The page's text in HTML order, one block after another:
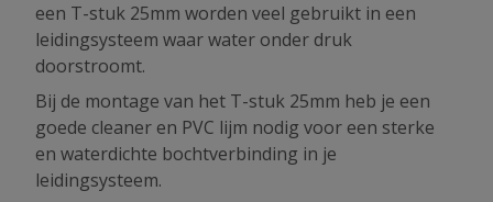
een T-stuk 25mm worden veel gebruikt in een
leidingsysteem waar water onder druk
doorstroomt.
Bij de montage van het T-stuk 25mm heb je een
goede cleaner en PVC lijm nodig voor een sterke
en waterdichte bochtverbinding in je
leidingsysteem.